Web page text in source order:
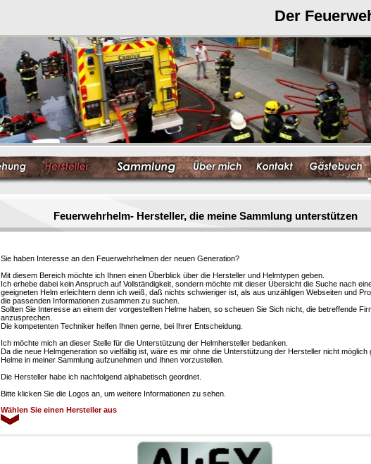
Der
Feuerwehrhelm- Hersteller, die meine Sammlung unterstützen
Sie haben Interesse an den Feuerwehrhelmen der neuen Generation?
Mit diesem Bereich möchte ich Ihnen einen Überblick über die Hersteller und Helmtypen geben.
Ich erhebe dabei kein Anspruch auf Vollständigkeit, sondern möchte mit dieser Übersicht die Suche nach
geeigneten Helm erleichtern denn ich weiß, daß nichts schwieriger ist, als aus unzähligen Webseiten und
die passenden Informationen zusammen zu suchen.
Sollten Sie Interesse an einem der vorgestellten Helme haben, so scheuen Sie Sich nicht, die betreffende
anzusprechen.
Die kompetenten Techniker helfen Ihnen gerne, bei Ihrer Entscheidung.
Ich möchte mich an dieser Stelle für die Unterstützung der Helmhersteller bedanken.
Da die neue Helmgeneration so vielfältig ist, wäre es mir ohne die Unterstützung der Hersteller nicht möglich
Helme in meiner Sammlung aufzunehmen und Ihnen vorzustellen.
Die Hersteller habe ich nachfolgend alphabetisch geordnet.
Bitte klicken Sie die Logos an, um weitere Informationen zu sehen.
Wählen Sie einen Hersteller aus